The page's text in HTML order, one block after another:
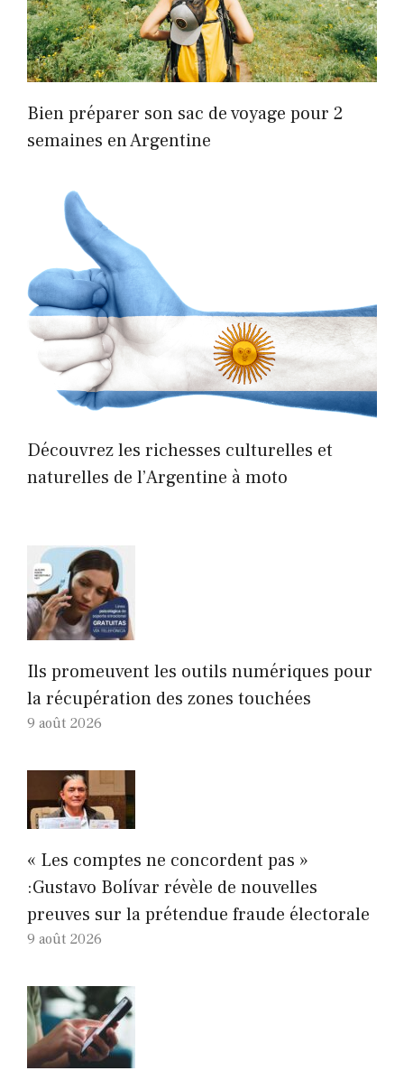
Bien préparer son sac de voyage pour 2
semaines en Argentine
Découvrez les richesses culturelles et
naturelles de l’Argentine à moto
Ils promeuvent les outils numériques pour
la récupération des zones touchées
9 août 2026
« Les comptes ne concordent pas »
:Gustavo Bolívar révèle de nouvelles
preuves sur la prétendue fraude électorale
9 août 2026